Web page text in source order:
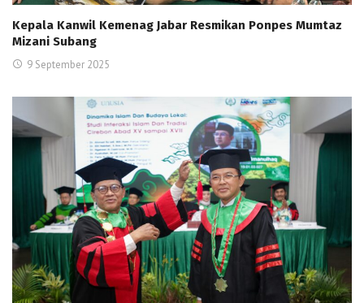
Kepala Kanwil Kemenag Jabar Resmikan Ponpes Mumtaz
Mizani Subang
9 September 2025